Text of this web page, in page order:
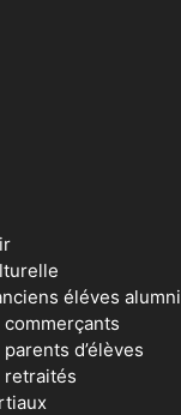
éléves alumni
d’élèves
retraités